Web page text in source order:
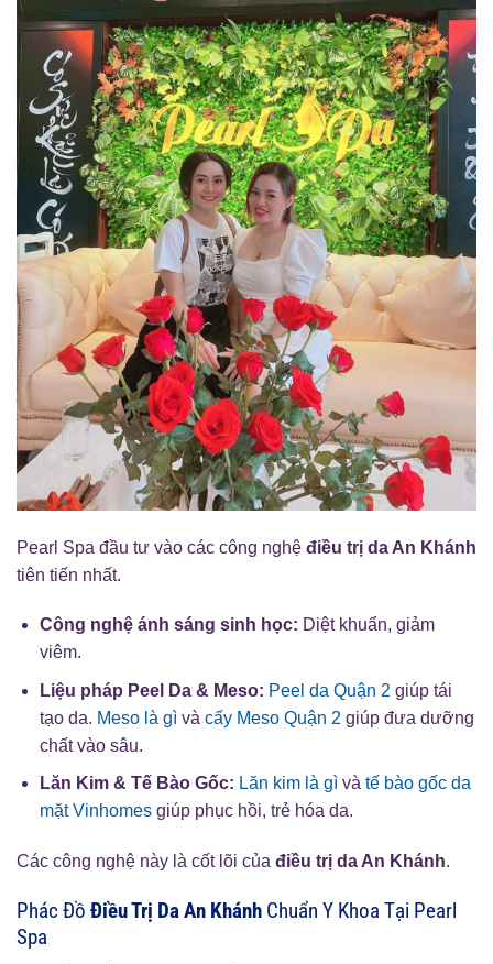
Pearl Spa đầu tư vào các công nghệ điều trị da An Khánh
tiên tiến nhất.
Công nghệ ánh sáng sinh học: Diệt khuẩn, giảm
viêm.
Liệu pháp Peel Da & Meso: Peel da Quận 2 giúp tái
tạo da. Meso là gìvà cấy Meso Quận 2 giúp đưa dưỡng
chất vào sâu.
Lăn Kim & Tế Bào Gốc: Lăn kim là gìvà tế bào gốc da
mặt Vinhomesgiúp phục hồi, trẻ hóa da.
Các công nghệ này là cốt lõi của điều trị da An Khánh.
Phác Đồ Điều Trị Da An Khánh Chuẩn Y Khoa Tại Pearl
Spa